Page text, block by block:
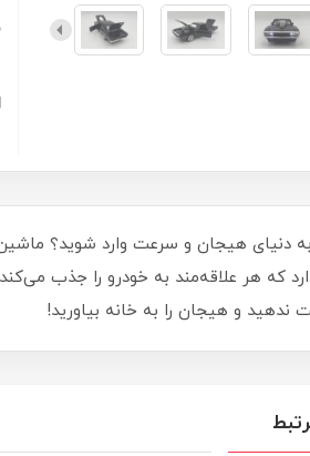
که هر علاقه‌مند به خودرو را جذب
ندهید و هیجان را به خانه بیاورید!